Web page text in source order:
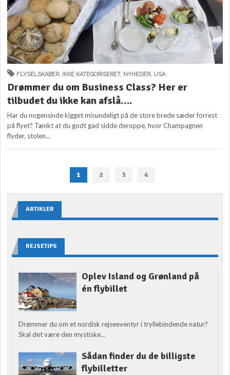
FLYSELSKABER, IKKE KATEGORISERET, NYHEDER, USA
Drømmer du om Business Class? Her er
tilbudet du ikke kan afslå….
Har du nogensinde kigget misundeligt på de store brede sæder forrest
på flyet? Tænkt at du godt gad sidde deroppe, hvor Champagnen
flyder, stolen...
1 2 3 4
ARTIKLER
REJSETIPS
Oplev Island og Grønland på
én flybillet
Drømmer du om et nordisk rejseeventyr i tryllebindende natur?
Skal det være den mystiske...
Sådan finder du de billigste
flybilletter